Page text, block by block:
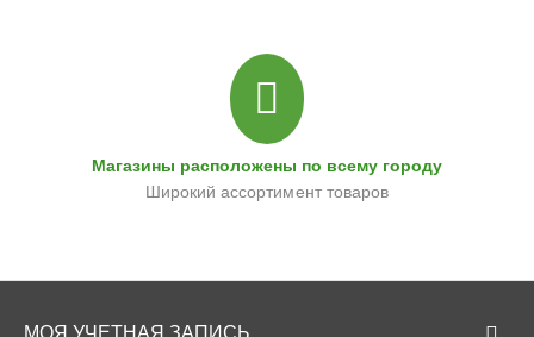
Магазины расположены по всему городу
Широкий ассортимент товаров
МОЯ УЧЕТНАЯ ЗАПИСЬ